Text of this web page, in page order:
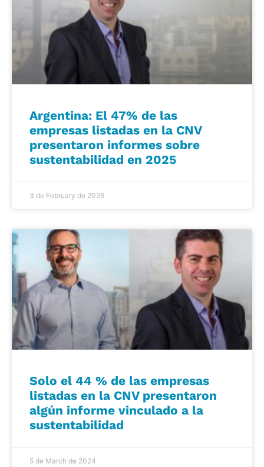
Argentina: El 47% de las
empresas listadas en la CNV
presentaron informes sobre
sustentabilidad en 2025
3 de February de 2026
Solo el 44 % de las empresas
listadas en la CNV presentaron
algún informe vinculado a la
sustentabilidad
5 de March de 2024